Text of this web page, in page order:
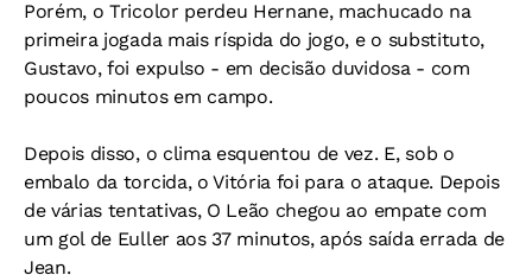
Porém, o Tricolor perdeu Hernane, machucado na
primeira jogada mais ríspida do jogo, e o substituto,
Gustavo, foi expulso - em decisão duvidosa - com
poucos minutos em campo.
Depois disso, o clima esquentou de vez. E, sob o
embalo da torcida, o Vitória foi para o ataque. Depois
de várias tentativas, O Leão chegou ao empate com
um gol de Euller aos 37 minutos, após saída errada de
Jean.